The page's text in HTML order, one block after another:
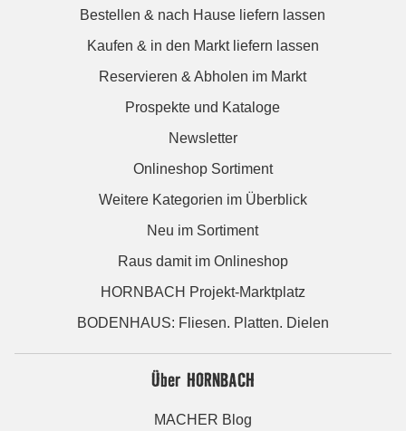
Bestellen & nach Hause liefern lassen
Kaufen & in den Markt liefern lassen
Reservieren & Abholen im Markt
Prospekte und Kataloge
Newsletter
Onlineshop Sortiment
Weitere Kategorien im Überblick
Neu im Sortiment
Raus damit im Onlineshop
HORNBACH Projekt-Marktplatz
BODENHAUS: Fliesen. Platten. Dielen
Über HORNBACH
MACHER Blog